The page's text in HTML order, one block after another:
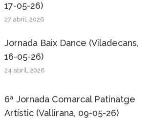
17-05-26)
27 abril, 2026
Jornada Baix Dance (Viladecans,
16-05-26)
24 abril, 2026
6ª Jornada Comarcal Patinatge
Artístic (Vallirana, 09-05-26)